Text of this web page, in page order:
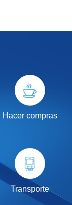
Hacer compras
Transporte